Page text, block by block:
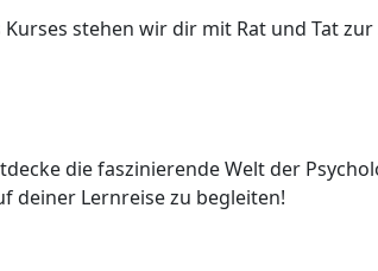
stehen wir dir mit Rat und Tat zur
die faszinierende Welt der
deiner Lernreise zu begleiten!